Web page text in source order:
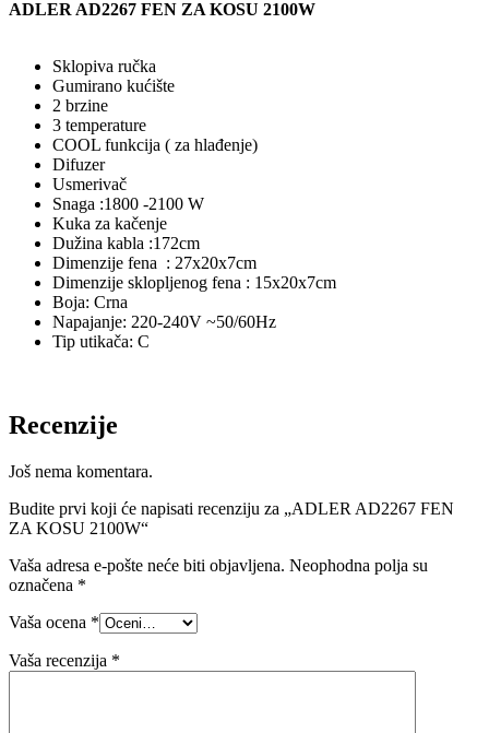
ADLER AD2267 FEN ZA KOSU 2100W
Sklopiva ručka
Gumirano kućište
2 brzine
3 temperature
COOL funkcija ( za hlađenje)
Difuzer
Usmerivač
Snaga :1800 -2100 W
Kuka za kačenje
Dužina kabla :172cm
Dimenzije fena : 27x20x7cm
Dimenzije sklopljenog fena : 15x20x7cm
Boja: Crna
Napajanje: 220-240V ~50/60Hz
Tip utikača: C
Recenzije
Još nema komentara.
Budite prvi koji će napisati recenziju za „ADLER AD2267 FEN
ZA KOSU 2100W“
Vaša adresa e-pošte neće biti objavljena. Neophodna polja su
označena *
Vaša ocena *
Vaša recenzija *